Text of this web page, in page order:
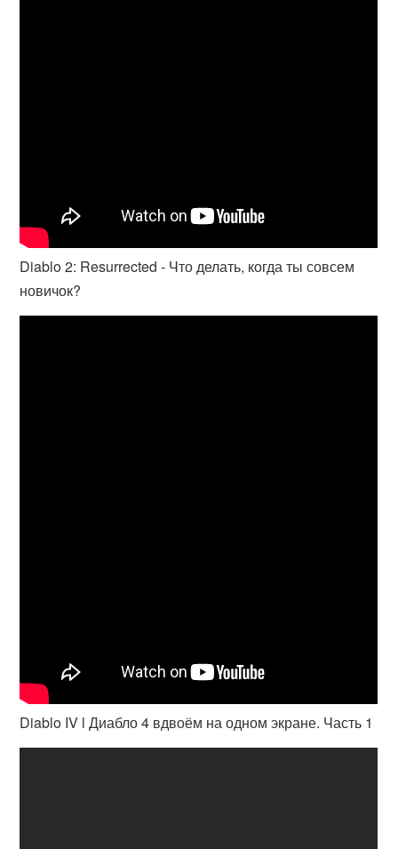
Diablo 2: Resurrected - Что делать, когда ты совсем
новичок?
Diablo IV l Диабло 4 вдвоём на одном экране. Часть 1